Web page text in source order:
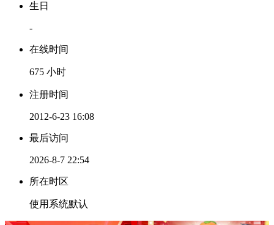
生日
-
在线时间
675 小时
注册时间
2012-6-23 16:08
最后访问
2026-8-7 22:54
所在时区
使用系统默认